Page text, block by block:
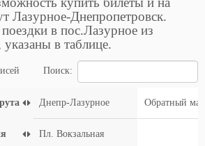
Лазурное-Днепропетровск.
в пос.Лазурное из
в таблице.
Поиск:
Днепр-Лазурное
Пл. Вокзальная
Обратный